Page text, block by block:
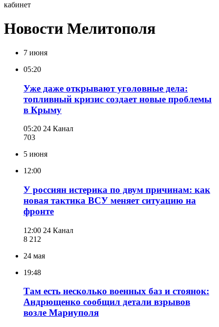
кабинет
Новости Мелитополя
7 июня
05:20
Уже даже открывают уголовные дела:
топливный кризис создает новые проблемы
в Крыму
05:20 24 Канал
703
5 июня
12:00
У россиян истерика по двум причинам: как
новая тактика ВСУ меняет ситуацию на
фронте
12:00 24 Канал
8 212
24 мая
19:48
Там есть несколько военных баз и стоянок:
Андрющенко сообщил детали взрывов
возле Мариуполя